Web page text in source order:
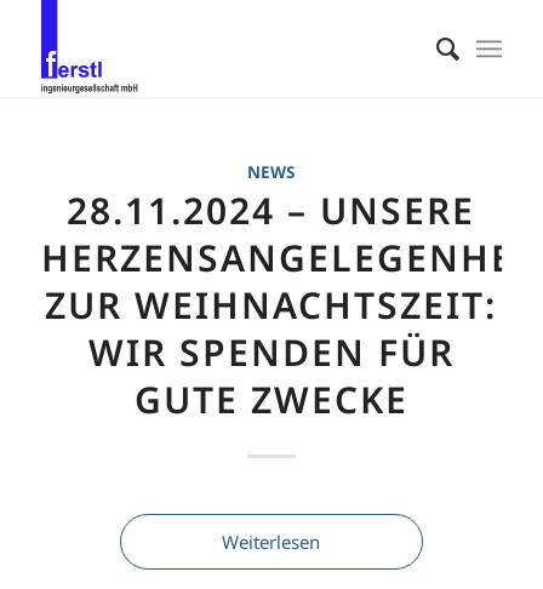
NEWS
28.11.2024 – UNSERE
ZUR WEIHNACHTSZEIT:
WIR SPENDEN FÜR
GUTE ZWECKE
Weiterlesen